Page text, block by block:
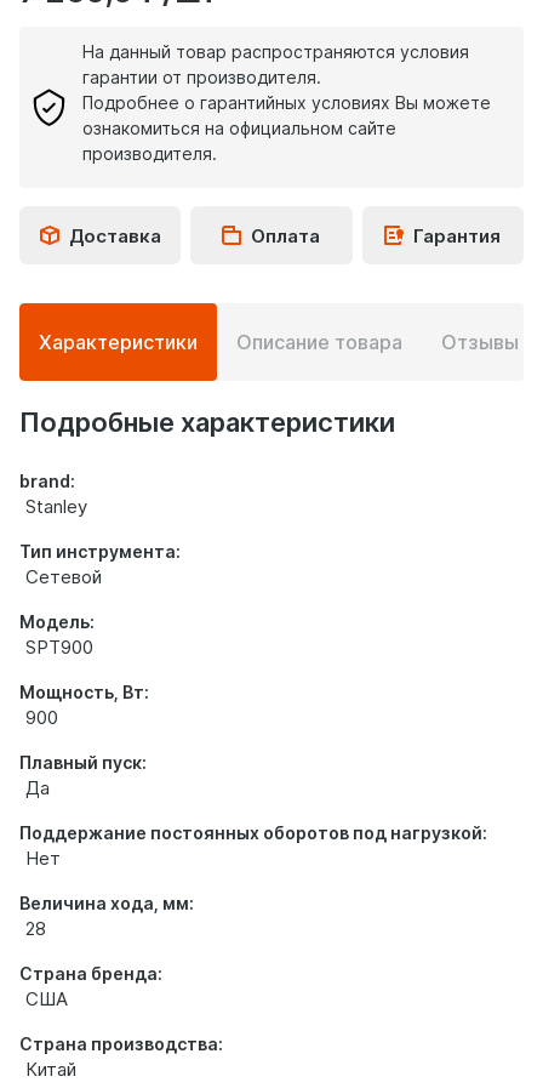
На данный товар распространяются условия
гарантии от производителя.
Подробнее о гарантийных условиях Вы можете
ознакомиться на официальном сайте
производителя.
Доставка Оплата Гарантия
Подробная
информация
о
товаре
Характеристики Описание товара Отзывы
Подробные характеристики
brand:
Stanley
Тип инструмента:
Сетевой
Модель:
SPT900
Мощность, Вт:
900
Плавный пуск:
Да
Поддержание постоянных оборотов под нагрузкой:
Нет
Величина хода, мм:
28
Страна бренда:
США
Страна производства:
Китай